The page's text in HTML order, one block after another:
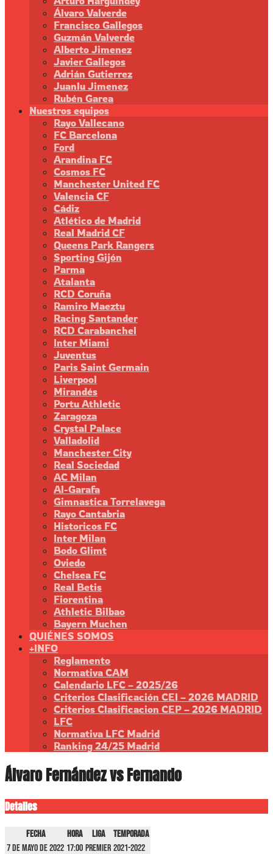
Álvaro Valverde
Francisco Gallegos
Guzmán Valverde
Alberto Jimenez
Javier Gallegos
Adrián Gutierrez
Juanlu Jimenez
Rubén Garea
Nuestros equipos
Rayo Vallecano
FC Barcelona
Ford
Arandina FC
Cosmos FC
Manchester United FC
Valencia CF
Cádiz
Atlético de Madrid
Real Madrid CF
Queens Park Rangers
Sporting Gijón
Parma
Atalanta
RCD Coruña
Ramiro Maeztu
Racing Santander
RCD Carabanchel
Inter Miami
Juventus
Paris Saint Germain
Liverpool
Mirandés
Portu Athletic
Zaragoza
Crystal Palace
Valladolid
Manchester City
Real Sociedad
AC Milan
Al-Garafa
Gimnastica Torrelavega
Rayo Cantabria
Historicos FC
Inter Milan
Bodo Glimt
Oviedo
Chelsea FC
Real Betis
Fiorentina
Athletic Bilbao
Bayern Muchen
QUIÉNES SOMOS
+INFO
Reglamento
Normativa CAM
Calendario LFC – 2025/26
Criterios Clasificación CEI – 2026 MADRID
Criterios Clasificacion CEP – 2026 MADRID
LFC
Normativa LFC Madrid
Ranking 24/25 Madrid
Álvaro Fernández vs Fernando
Detalles
Fecha Hora Liga
Temporada
7 de mayo de 2022 17:00 Premier 2021-2022